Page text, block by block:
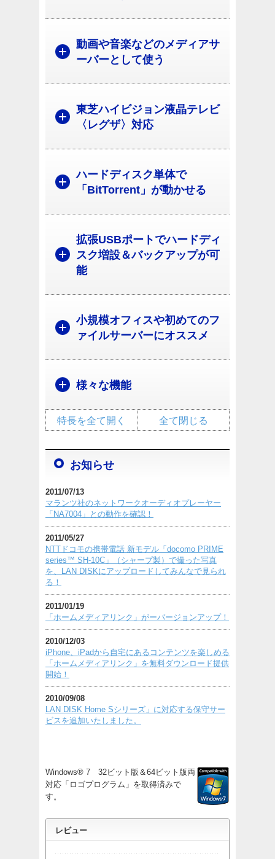
動画や音楽などのメディアサ
ーバーとして使う
東芝ハイビジョン液晶テレビ
〈レグザ〉対応
ハードディスク単体で
「BitTorrent」が動かせる
拡張USBポートでハードディ
スク増設＆バックアップが可
能
小規模オフィスや初めてのフ
ァイルサーバーにオススメ
様々な機能
全て閉じる
特長を全て開く
お知らせ
2011/07/13
マランツ社のネットワークオーディオプレーヤー
「NA7004」との動作を確認！
2011/05/27
NTTドコモの携帯電話 新モデル「docomo PRIME
series™ SH-10C」（シャープ製）で撮った写真
を、LAN DISKにアップロードしてみんなで見られ
る！
2011/01/19
「ホームメディアリンク」がーバージョンアップ！
2010/12/03
iPhone、iPadから自宅にあるコンテンツを楽しめる
「ホームメディアリンク」を無料ダウンロード提供
開始！
2010/09/08
LAN DISK Home Sシリーズ」に対応する保守サー
ビスを追加いたしました。
Windows® 7 32ビット版＆64ビット版両
対応「ロゴプログラム」を取得済みで
す。
レビュー